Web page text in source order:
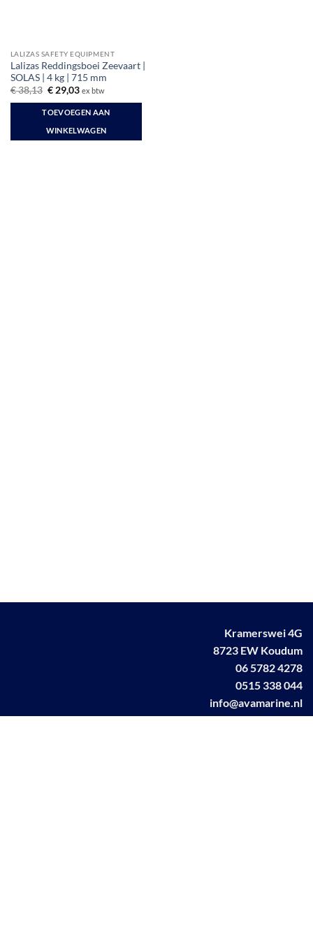
LALIZAS SAFETY EQUIPMENT
Lalizas Reddingsboei Zeevaart |
SOLAS | 4 kg | 715 mm
€38,13 Oorspronkelijke
was:
€ 38,13.
€29,03Huidige
is:
€ 29,03.
ex btw
TOEVOEGEN AAN
WINKELWAGEN
Kramerswei 4G
8723 EW Koudum
06 5782 4278
0515 338 044
info@avamarine.nl